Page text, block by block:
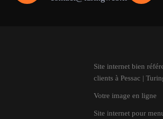
Site internet bien
clients à Pessac |
Votre image en ligne
Site internet pour